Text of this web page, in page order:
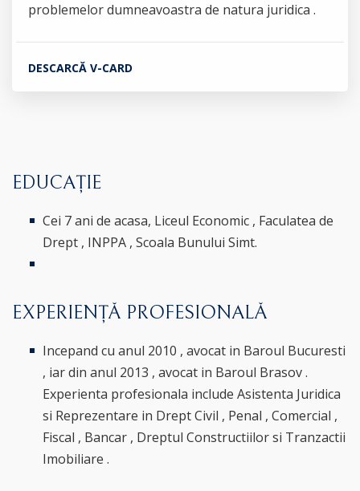
problemelor dumneavoastra de natura juridica .
DESCARCĂ V-CARD
EDUCAȚIE
Cei 7 ani de acasa, Liceul Economic , Faculatea de
Drept , INPPA , Scoala Bunului Simt.
EXPERIENȚĂ PROFESIONALĂ
Incepand cu anul 2010 , avocat in Baroul Bucuresti
, iar din anul 2013 , avocat in Baroul Brasov .
Experienta profesionala include Asistenta Juridica
si Reprezentare in Drept Civil , Penal , Comercial ,
Fiscal , Bancar , Dreptul Constructiilor si Tranzactii
Imobiliare .